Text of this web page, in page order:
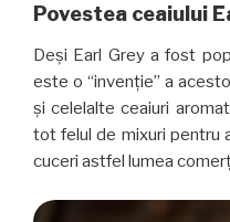
Povestea ceaiului
Deși Earl Grey a fost
este o “invenție” a
și celelalte ceaiuri
tot felul de mixuri pentru
cuceri astfel lumea